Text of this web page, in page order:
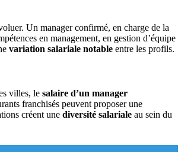
Un manager confirmé, en charge de la
en management, en gestion d’équipe
variation salariale notable entre les profils.
villes, le salaire d’un manager
franchisés peuvent proposer une
créent une diversité salariale au sein du